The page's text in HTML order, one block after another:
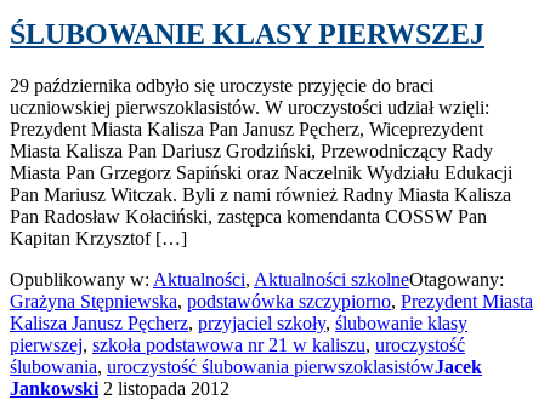
ŚLUBOWANIE KLASY PIERWSZEJ
29 października odbyło się uroczyste przyjęcie do braci
uczniowskiej pierwszoklasistów. W uroczystości udział wzięli:
Prezydent Miasta Kalisza Pan Janusz Pęcherz, Wiceprezydent
Miasta Kalisza Pan Dariusz Grodziński, Przewodniczący Rady
Miasta Pan Grzegorz Sapiński oraz Naczelnik Wydziału Edukacji
Pan Mariusz Witczak. Byli z nami również Radny Miasta Kalisza
Pan Radosław Kołaciński, zastępca komendanta COSSW Pan
Kapitan Krzysztof […]
Opublikowany w: Aktualności, Aktualności szkolneOtagowany:
Grażyna Stępniewska, podstawówka szczypiorno, Prezydent Miasta
Kalisza Janusz Pęcherz, przyjaciel szkoły, ślubowanie klasy
pierwszej, szkoła podstawowa nr 21 w kaliszu, uroczystość
ślubowania, uroczystość ślubowania pierwszoklasistówJacek
Jankowski 2 listopada 2012